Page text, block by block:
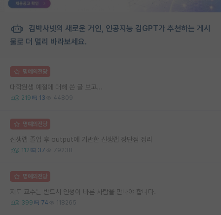
김박사넷의 새로운 거인, 인공지능 김GPT가 추천하는 게시
물로 더 멀리 바라보세요.
명예의전당
대학원생 예절에 대해 쓴 글 보고...
219 13 44809
명예의전당
신생랩 졸업 후 output에 기반한 신생랩 장단점 정리
112 37 79238
명예의전당
지도 교수는 반드시 인성이 바른 사람을 만나야 합니다.
399 74 118265